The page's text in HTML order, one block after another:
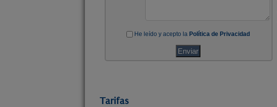
Tarifas